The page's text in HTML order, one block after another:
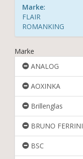
Marke:
FLAIR
ROMANKING
Marke
ANALOG
AOXINKA
Brillenglas
BRUNO FERRINI
BSC